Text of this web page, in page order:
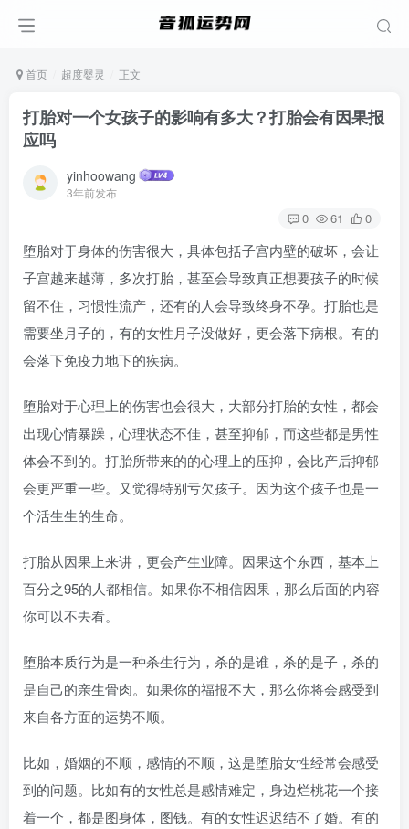
首页 超度婴灵 正文
打胎对一个女孩子的影响有多大？打胎会有因果报
应吗
yinhoowang
3年前发布
0 61 0
堕胎对于身体的伤害很大，具体包括子宫内壁的破坏，会让
子宫越来越薄，多次打胎，甚至会导致真正想要孩子的时候
留不住，习惯性流产，还有的人会导致终身不孕。打胎也是
需要坐月子的，有的女性月子没做好，更会落下病根。有的
会落下免疫力地下的疾病。
堕胎对于心理上的伤害也会很大，大部分打胎的女性，都会
出现心情暴躁，心理状态不佳，甚至抑郁，而这些都是男性
体会不到的。打胎所带来的的心理上的压抑，会比产后抑郁
会更严重一些。又觉得特别亏欠孩子。因为这个孩子也是一
个活生生的生命。
打胎从因果上来讲，更会产生业障。因果这个东西，基本上
百分之95的人都相信。如果你不相信因果，那么后面的内容
你可以不去看。
堕胎本质行为是一种杀生行为，杀的是谁，杀的是子，杀的
是自己的亲生骨肉。如果你的福报不大，那么你将会感受到
来自各方面的运势不顺。
比如，婚姻的不顺，感情的不顺，这是堕胎女性经常会感受
到的问题。比如有的女性总是感情难定，身边烂桃花一个接
着一个，都是图身体，图钱。有的女性迟迟结不了婚。有的